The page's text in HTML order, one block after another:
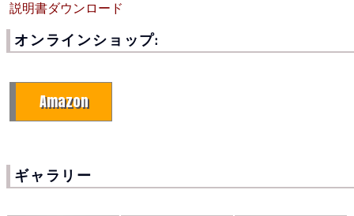
説明書ダウンロード
オンラインショップ:
Amazon
ギャラリー